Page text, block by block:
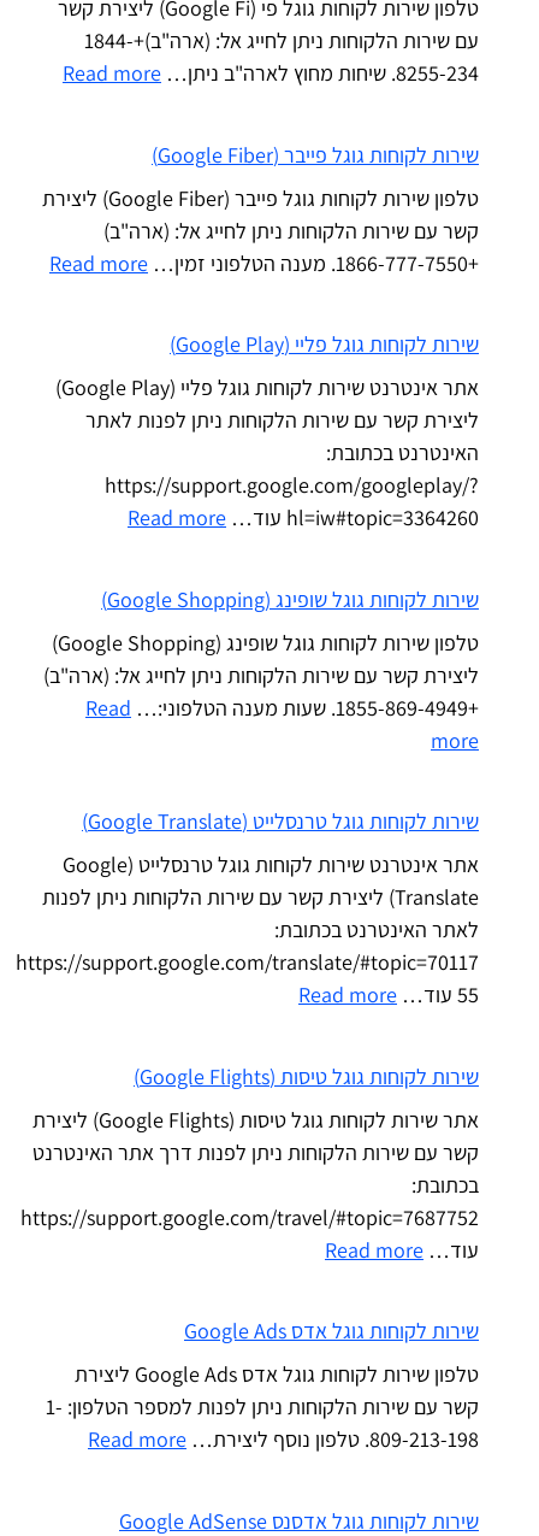
טלפון שירות לקוחות גוגל פי (Google Fi) ליצירת קשר
עם שירות הלקוחות ניתן לחייג אל: (ארה"ב)+1844-
8255-234. שיחות מחוץ לארה"ב ניתן…
Read more
שירות לקוחות גוגל פייבר (Google Fiber)
טלפון שירות לקוחות גוגל פייבר (Google Fiber) ליצירת
קשר עם שירות הלקוחות ניתן לחייג אל: (ארה"ב)
+1866-777-7550. מענה הטלפוני זמין…
Read more
שירות לקוחות גוגל פליי (Google Play)
אתר אינטרנט שירות לקוחות גוגל פליי (Google Play)
ליצירת קשר עם שירות הלקוחות ניתן לפנות לאתר
האינטרנט בכתובת:
https://support.google.com/googleplay/?
hl=iw#topic=3364260 עוד…
Read more
שירות לקוחות גוגל שופינג (Google Shopping)
טלפון שירות לקוחות גוגל שופינג (Google Shopping)
ליצירת קשר עם שירות הלקוחות ניתן לחייג אל: (ארה"ב)
+1855-869-4949. שעות מענה הטלפוני:…
Read
more
שירות לקוחות גוגל טרנסלייט (Google Translate)
אתר אינטרנט שירות לקוחות גוגל טרנסלייט (Google
Translate) ליצירת קשר עם שירות הלקוחות ניתן לפנות
לאתר האינטרנט בכתובת:
https://support.google.com/translate/#topic=70117
55 עוד…
Read more
שירות לקוחות גוגל טיסות (Google Flights)
אתר שירות לקוחות גוגל טיסות (Google Flights) ליצירת
קשר עם שירות הלקוחות ניתן לפנות דרך אתר האינטרנט
בכתובת:
https://support.google.com/travel/#topic=7687752
עוד… Read more
שירות לקוחות גוגל אדס Google Ads
טלפון שירות לקוחות גוגל אדס Google Ads ליצירת
קשר עם שירות הלקוחות ניתן לפנות למספר הטלפון: 1-
809-213-198. טלפון נוסף ליצירת…
Read more
שירות לקוחות גוגל אדסנס Google AdSense